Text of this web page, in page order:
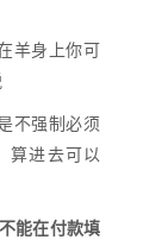
羊身上你可
不强制必须
算进去可以
能在付款填